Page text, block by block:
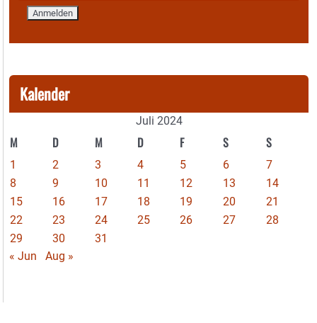
Kalender
Juli 2024
M D M D F S S
1 2 3 4 5 6
7
8
9 10 11 12 13
14
15
16 17 18 19 20
21
22
23 24 25 26 27
28
29
30
31
« Jun
Aug »